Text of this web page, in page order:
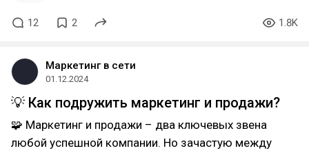
12 2 1.8K
Маркетинг в сети
01.12.2024
💡 Как подружить маркетинг и продажи?
🧩 Маркетинг и продажи – два ключевых звена
любой успешной компании. Но зачастую между